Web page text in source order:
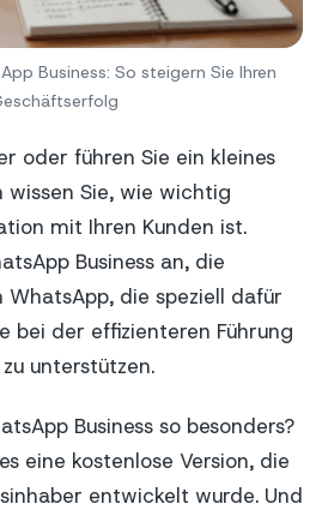
Business: So steigern Sie Ihren
oder führen Sie ein kleines
wissen Sie, wie wichtig
mit Ihren Kunden ist.
Business an, die
WhatsApp, die speziell dafür
bei der effizienteren Führung
unterstützen.
Business so besonders?
eine kostenlose Version, die
entwickelt wurde. Und